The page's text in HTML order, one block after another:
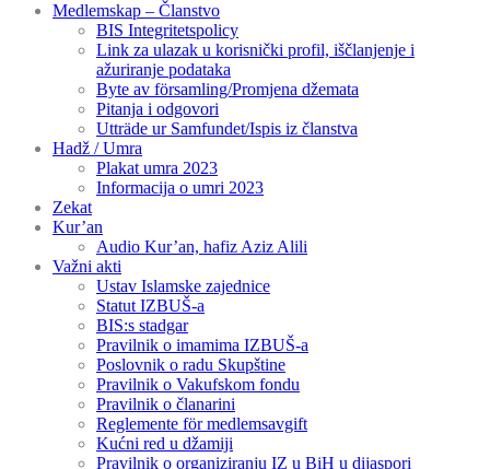
Medlemskap – Članstvo
BIS Integritetspolicy
Link za ulazak u korisnički profil, iščlanjenje i
ažuriranje podataka
Byte av församling/Promjena džemata
Pitanja i odgovori
Utträde ur Samfundet/Ispis iz članstva
Hadž / Umra
Plakat umra 2023
Informacija o umri 2023
Zekat
Kur’an
Audio Kur’an, hafiz Aziz Alili
Važni akti
Ustav Islamske zajednice
Statut IZBUŠ-a
BIS:s stadgar
Pravilnik o imamima IZBUŠ-a
Poslovnik o radu Skupštine
Pravilnik o Vakufskom fondu
Pravilnik o članarini
Reglemente för medlemsavgift
Kućni red u džamiji
Pravilnik o organiziranju IZ u BiH u dijaspori